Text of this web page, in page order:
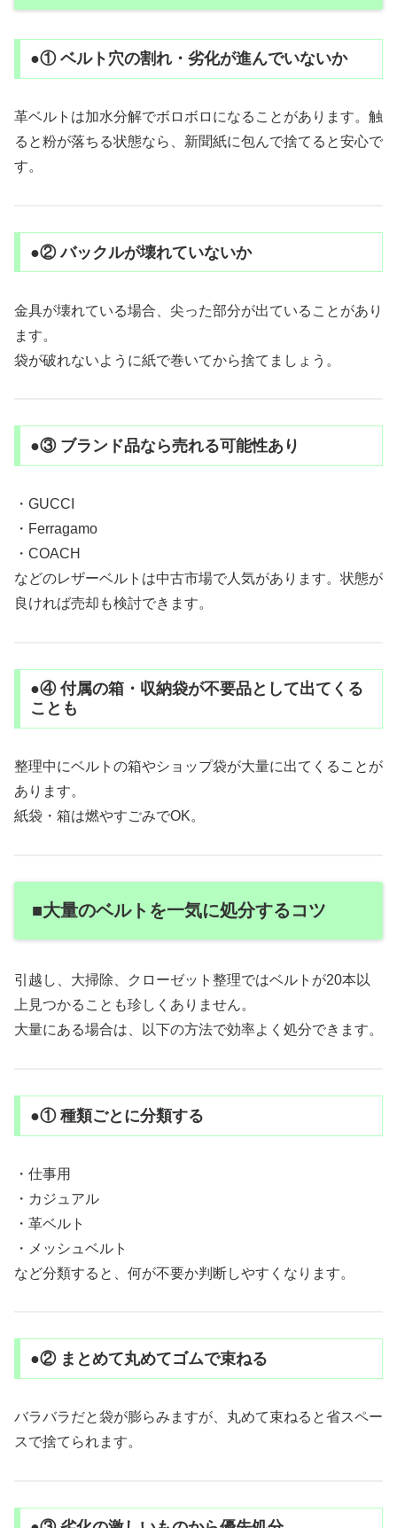
●① ベルト穴の割れ・劣化が進んでいないか
革ベルトは加水分解でボロボロになることがあります。触
ると粉が落ちる状態なら、新聞紙に包んで捨てると安心で
す。
●② バックルが壊れていないか
金具が壊れている場合、尖った部分が出ていることがあり
ます。
袋が破れないように紙で巻いてから捨てましょう。
●③ ブランド品なら売れる可能性あり
・GUCCI
・Ferragamo
・COACH
などのレザーベルトは中古市場で人気があります。状態が
良ければ売却も検討できます。
●④ 付属の箱・収納袋が不要品として出てくる
ことも
整理中にベルトの箱やショップ袋が大量に出てくることが
あります。
紙袋・箱は燃やすごみでOK。
■大量のベルトを一気に処分するコツ
引越し、大掃除、クローゼット整理ではベルトが20本以
上見つかることも珍しくありません。
大量にある場合は、以下の方法で効率よく処分できます。
●① 種類ごとに分類する
・仕事用
・カジュアル
・革ベルト
・メッシュベルト
など分類すると、何が不要か判断しやすくなります。
●② まとめて丸めてゴムで束ねる
バラバラだと袋が膨らみますが、丸めて束ねると省スペー
スで捨てられます。